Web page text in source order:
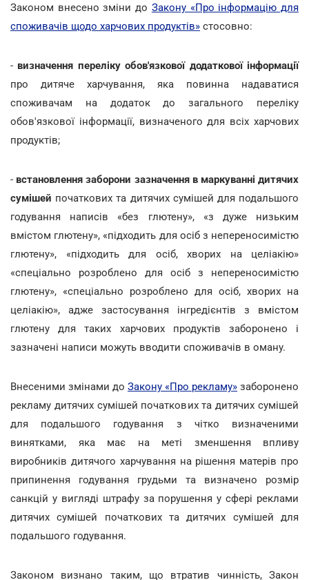
Законом внесено зміни до Закону «Про інформацію для
споживачів щодо харчових продуктів» стосовно:
- визначення переліку обов'язкової додаткової інформації
про дитяче харчування, яка повинна надаватися
споживачам на додаток до загального переліку
обов'язкової інформації, визначеного для всіх харчових
продуктів;
- встановлення заборони зазначення в маркуванні дитячих
сумішей початкових та дитячих сумішей для подальшого
годування написів «без глютену», «з дуже низьким
вмістом глютену», «підходить для осіб з непереносимістю
глютену», «підходить для осіб, хворих на целіакію»
«спеціально розроблено для осіб з непереносимістю
глютену», «спеціально розроблено для осіб, хворих на
целіакію», адже застосування інгредієнтів з вмістом
глютену для таких харчових продуктів заборонено і
зазначені написи можуть вводити споживачів в оману.
Внесеними змінами до Закону «Про рекламу» заборонено
рекламу дитячих сумішей початкових та дитячих сумішей
для подальшого годування з чітко визначеними
винятками, яка має на меті зменшення впливу
виробників дитячого харчування на рішення матерів про
припинення годування грудьми та визначено розмір
санкцій у вигляді штрафу за порушення у сфері реклами
дитячих сумішей початкових та дитячих сумішей для
подальшого годування.
Законом визнано таким, що втратив чинність, Закон